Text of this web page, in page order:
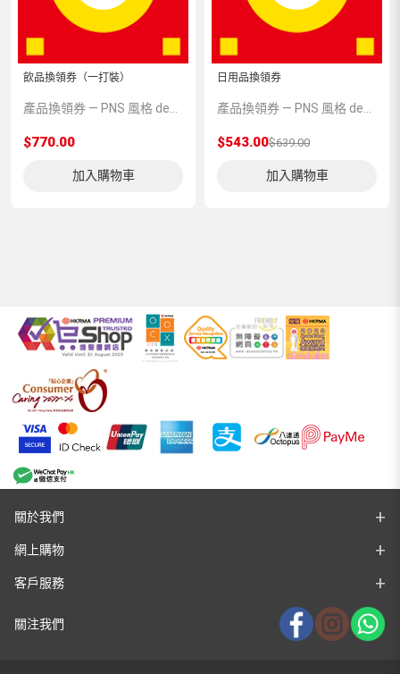
飲品換領券（一打裝）
產品換領券 — PNS 風格 demo 占位商品，方便首頁與分類頁版位演示，上線前由業務替換為真實 SKU。
$770.00
加入購物車
日用品換領券
產品換領券 — PNS 風格 demo 占位商品，方便首頁與分類頁版位演示，上線前由業務替換為真實 SKU。
$543.00$639.00
加入購物車
關於我們
網上購物
客戶服務
關注我們